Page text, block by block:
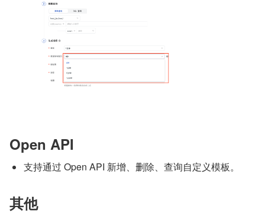
Open API
支持通过 Open API 新增、删除、查询自定义模板。
其他